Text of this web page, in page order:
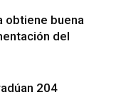
obtiene buena
del
204